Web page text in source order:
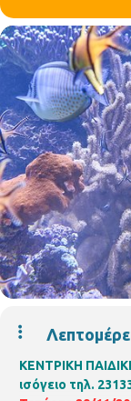
ΚΕΝΤΡΙΚΗ
ισόγειο τηλ.